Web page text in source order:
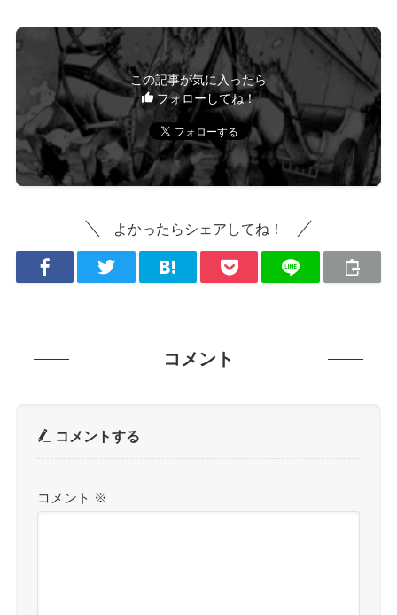
この記事が気に入ったら
フォローしてね！
よかったらシェアしてね！
コメント
コメントする
コメント ※